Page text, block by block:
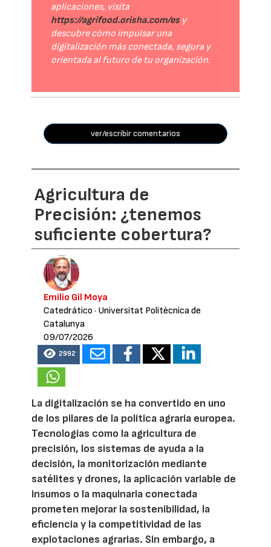
aplicaciones, visita
https://agrifood.orisha.com/esy
descubre cómo impulsar una
digitalización más conectada, segura y
orientada al futuro de tu organización.
ver/escribir comentarios
Agricultura de
Precisión: ¿tenemos
suficiente cobertura?
Emilio Gil Moya
Catedrático · Universitat Politècnica de
Catalunya
09/07/2026
2992
La digitalización se ha convertido en uno
de los pilares de la política agraria europea.
Tecnologías como la agricultura de
precisión, los sistemas de ayuda a la
decisión, la monitorización mediante
satélites y drones, la aplicación variable de
insumos o la maquinaria conectada
prometen mejorar la sostenibilidad, la
eficiencia y la competitividad de las
explotaciones agrarias. Sin embargo, a